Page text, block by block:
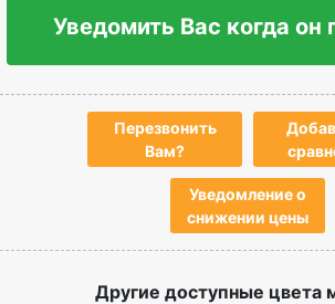
Уведомить Вас когда он
Перезвонить
Вам?
Уведомление о
снижении цены
Другие доступные цвета